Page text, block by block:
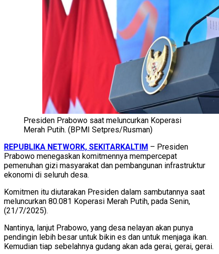
Presiden Prabowo saat meluncurkan Koperasi
Merah Putih. (BPMI Setpres/Rusman)
REPUBLIKA NETWORK, SEKITARKALTIM – Presiden
Prabowo menegaskan komitmennya mempercepat
pemenuhan gizi masyarakat dan pembangunan infrastruktur
ekonomi di seluruh desa.
Komitmen itu diutarakan Presiden dalam sambutannya saat
meluncurkan 80.081 Koperasi Merah Putih, pada Senin,
(21/7/2025).
Nantinya, lanjut Prabowo, yang desa nelayan akan punya
pendingin lebih besar untuk bikin es dan untuk menjaga ikan.
Kemudian tiap sebelahnya gudang akan ada gerai, gerai, gerai.